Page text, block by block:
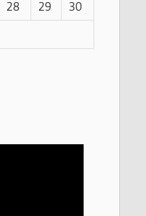
28 29
30